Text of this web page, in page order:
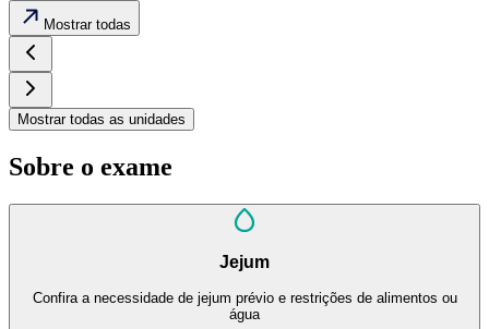
Mostrar todas
Mostrar todas as unidades
Sobre o exame
Jejum
Confira a necessidade de jejum prévio e restrições de alimentos ou
água